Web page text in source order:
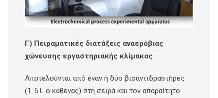
Γ) Πειραματικές διατάξεις αναερόβιας
χώνευσης εργαστηριακής κλίμακας
Αποτελούνται από έναν ή δύο βιοαντιδραστήρες
(1-5 L ο καθένας) στη σειρά και τον απαραίτητο